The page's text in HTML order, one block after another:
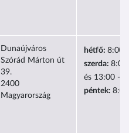
Dunaújváros
Szórád Márton út
39.
2400
Magyarország
hétfő: 8:00-
szerda:
és 13:00 -
péntek: